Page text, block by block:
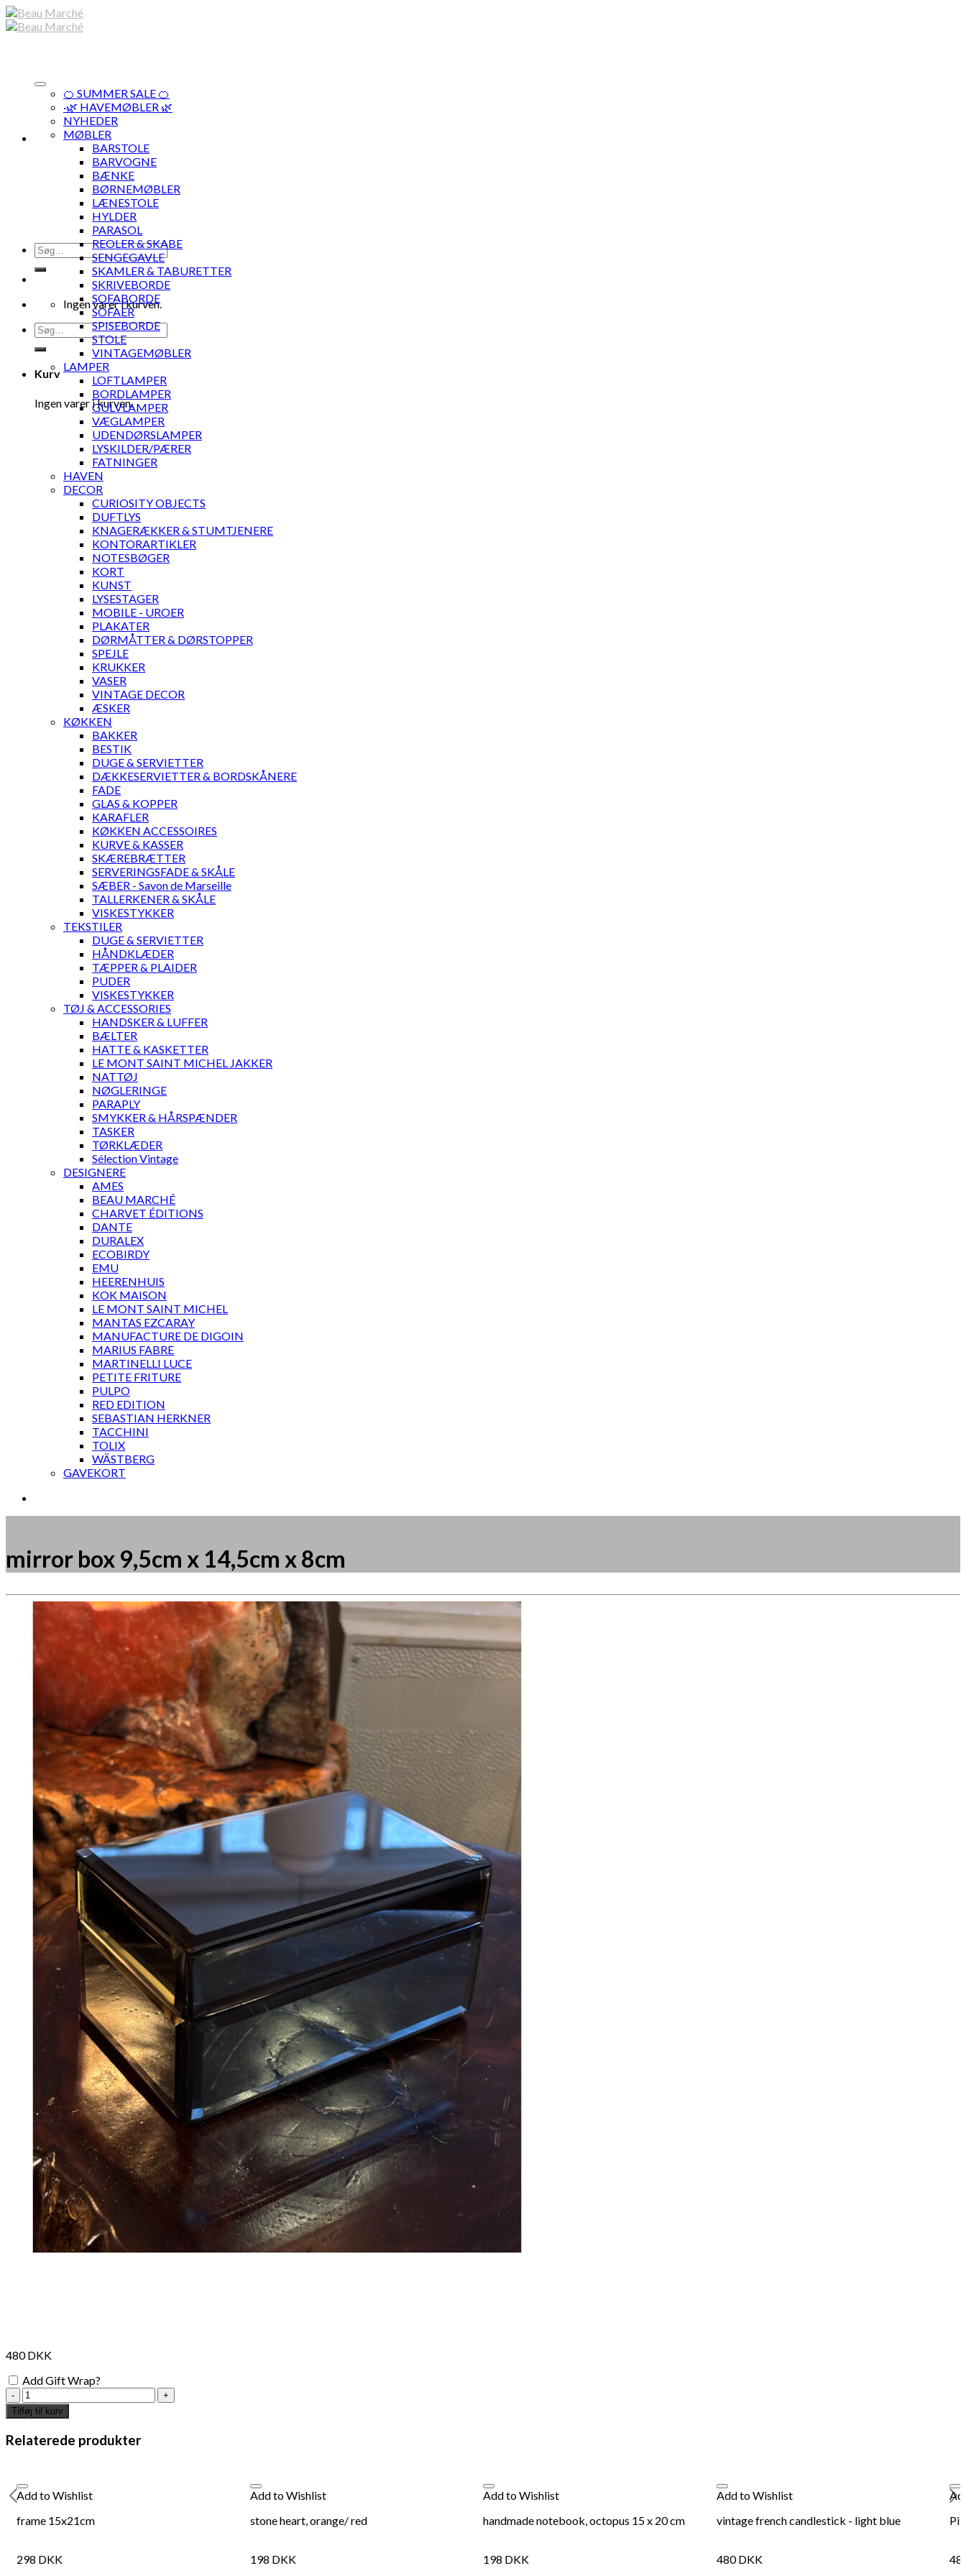
Skip
to
Søg
efter:
Ingen varer i kurven.
Søg
efter:
Kurv
Ingen varer i kurven.
🍊 SUMMER SALE 🍊
·🌿 HAVEMØBLER 🌿
NYHEDER
MØBLER
BARSTOLE
BARVOGNE
BÆNKE
BØRNEMØBLER
LÆNESTOLE
HYLDER
PARASOL
REOLER & SKABE
SENGEGAVLE
SKAMLER & TABURETTER
SKRIVEBORDE
SOFABORDE
SOFAER
SPISEBORDE
STOLE
VINTAGEMØBLER
LAMPER
LOFTLAMPER
BORDLAMPER
GULVLAMPER
VÆGLAMPER
UDENDØRSLAMPER
LYSKILDER/PÆRER
FATNINGER
HAVEN
DECOR
CURIOSITY OBJECTS
DUFTLYS
KNAGERÆKKER & STUMTJENERE
KONTORARTIKLER
NOTESBØGER
KORT
KUNST
LYSESTAGER
MOBILE - UROER
PLAKATER
DØRMÅTTER & DØRSTOPPER
SPEJLE
KRUKKER
VASER
VINTAGE DECOR
ÆSKER
KØKKEN
BAKKER
BESTIK
DUGE & SERVIETTER
DÆKKESERVIETTER & BORDSKÅNERE
FADE
GLAS & KOPPER
KARAFLER
KØKKEN ACCESSOIRES
KURVE & KASSER
SKÆREBRÆTTER
SERVERINGSFADE & SKÅLE
SÆBER - Savon de Marseille
TALLERKENER & SKÅLE
VISKESTYKKER
TEKSTILER
DUGE & SERVIETTER
HÅNDKLÆDER
TÆPPER & PLAIDER
PUDER
VISKESTYKKER
TØJ & ACCESSORIES
HANDSKER & LUFFER
BÆLTER
HATTE & KASKETTER
LE MONT SAINT MICHEL JAKKER
NATTØJ
NØGLERINGE
PARAPLY
SMYKKER & HÅRSPÆNDER
TASKER
TØRKLÆDER
Sélection Vintage
DESIGNERE
AMES
BEAU MARCHÉ
CHARVET ÉDITIONS
DANTE
DURALEX
ECOBIRDY
EMU
HEERENHUIS
KOK MAISON
LE MONT SAINT MICHEL
MANTAS EZCARAY
MANUFACTURE DE DIGOIN
MARIUS FABRE
MARTINELLI LUCE
PETITE FRITURE
PULPO
RED EDITION
SEBASTIAN HERKNER
TACCHINI
TOLIX
WÄSTBERG
GAVEKORT
mirror box 9,5cm x 14,5cm x 8cm
Måske kunne nogle af disse produkter have din interesse?
Add to Wishlist
Plakat - Les Bicyclettes
DKK Tilføj til kurv
Se kurv
480DKK
Add Gift Wrap?
mirror
box
9,5cm
x
14,5cm
antal
Tilføj til kurv
Relaterede produkter
Add to Wishlist
frame 15x21cm
298 DKK
Add to Wishlist
stone heart, orange/ red
198 DKK
Add to Wishlist
handmade notebook, octopus 15 x 20 cm
198 DKK
Add to Wishlist
vintage french candlestick - light blue
480DKK